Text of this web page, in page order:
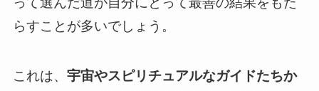
らすことが多いでしょう。
これは、 宇宙やスピリチュアルなガイドたちか